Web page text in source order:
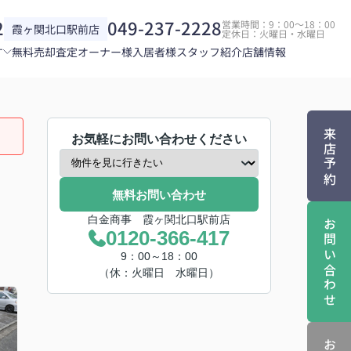
霞ヶ関北口駅前店 049-237-2228営業時間：9：00～18：00
定休日：火曜日・水曜日
無料売却査定オーナー様入居者様スタッフ紹介店舗情報
来店予約
お問い合わせ
お気軽にお問い合わせください
無料お問い合わせ
白金商事 霞ヶ関北口駅前店
0120-366-417
9：00～18：00
（休：火曜日 水曜日）